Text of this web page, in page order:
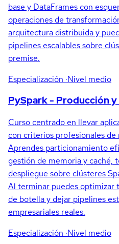
base y DataFrames con
operaciones de
arquitectura distribuida y
pipelines escalables sobre
premise.
Especialización ·Nivel medio
PySpark - Producción
Curso centrado en llevar
con criterios profesionales
Aprendes particionamiento
gestión de memoria y caché,
despliegue sobre clústeres
Al terminar puedes optimizar
de botella y dejar pipelines
empresariales reales.
Especialización ·Nivel medio